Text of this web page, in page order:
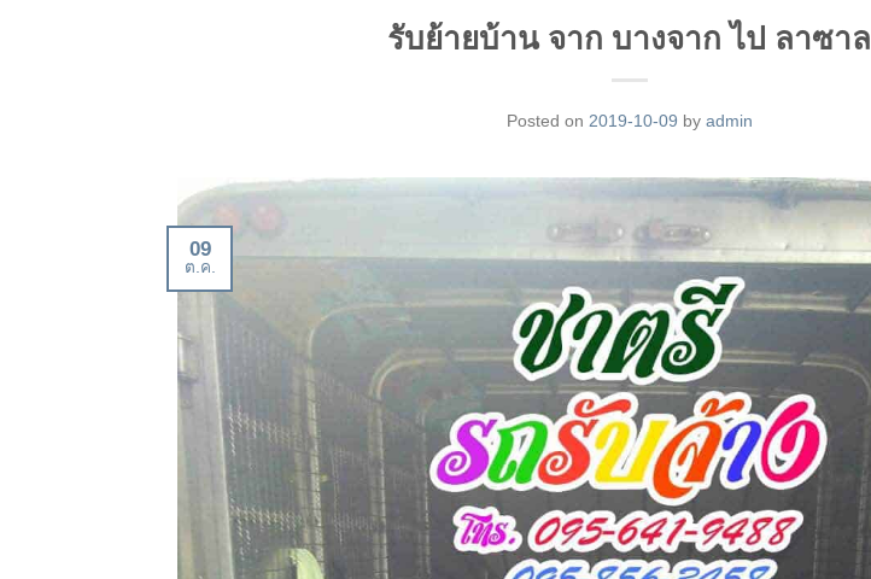
รับย้ายบ้าน จาก บางจาก ไป ลาซาล
Posted on 2019-10-09 by admin
09
ต.ค.